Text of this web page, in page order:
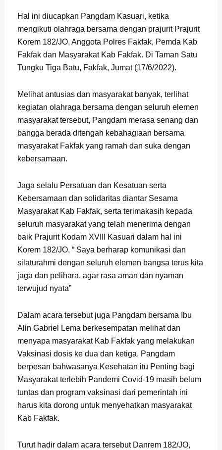
Hal ini diucapkan Pangdam Kasuari, ketika
mengikuti olahraga bersama dengan prajurit Prajurit
Korem 182/JO, Anggota Polres Fakfak, Pemda Kab
Fakfak dan Masyarakat Kab Fakfak. Di Taman Satu
Tungku Tiga Batu, Fakfak, Jumat (17/6/2022).
Melihat antusias dan masyarakat banyak, terlihat
kegiatan olahraga bersama dengan seluruh elemen
masyarakat tersebut, Pangdam merasa senang dan
bangga berada ditengah kebahagiaan bersama
masyarakat Fakfak yang ramah dan suka dengan
kebersamaan.
Jaga selalu Persatuan dan Kesatuan serta
Kebersamaan dan solidaritas diantar Sesama
Masyarakat Kab Fakfak, serta terimakasih kepada
seluruh masyarakat yang telah menerima dengan
baik Prajurit Kodam XVIII Kasuari dalam hal ini
Korem 182/JO, “ Saya berharap komunikasi dan
silaturahmi dengan seluruh elemen bangsa terus kita
jaga dan pelihara, agar rasa aman dan nyaman
terwujud nyata”
Dalam acara tersebut juga Pangdam bersama Ibu
Alin Gabriel Lema berkesempatan melihat dan
menyapa masyarakat Kab Fakfak yang melakukan
Vaksinasi dosis ke dua dan ketiga, Pangdam
berpesan bahwasanya Kesehatan itu Penting bagi
Masyarakat terlebih Pandemi Covid-19 masih belum
tuntas dan program vaksinasi dari pemerintah ini
harus kita dorong untuk menyehatkan masyarakat
Kab Fakfak.
Turut hadir dalam acara tersebut Danrem 182/JO,